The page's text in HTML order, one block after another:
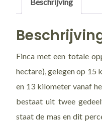
Beschrijving
Finca met een totale
hectare), gelegen op 15
en 13 kilometer vanaf
bestaat uit twee
staat de mas en dit